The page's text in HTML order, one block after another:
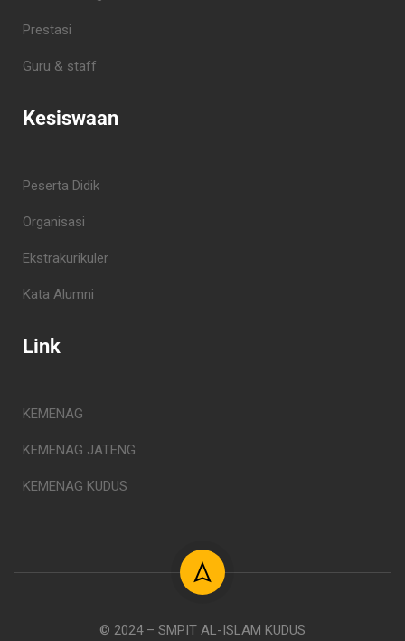
Prestasi
Guru & staff
Kesiswaan
Peserta Didik
Organisasi
Ekstrakurikuler
Kata Alumni
Link
KEMENAG
KEMENAG JATENG
KEMENAG KUDUS
© 2024 – SMPIT AL-ISLAM KUDUS